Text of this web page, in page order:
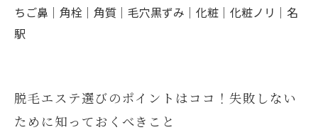
ちご鼻｜角栓｜角質｜毛穴黒ずみ｜化粧｜化粧ノリ｜名
駅
脱毛エステ選びのポイントはココ！失敗しない
ために知っておくべきこと